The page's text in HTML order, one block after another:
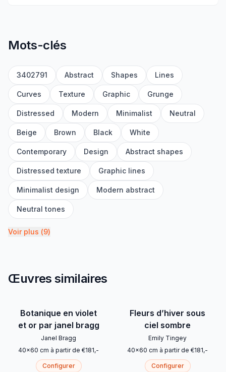
Mots-clés
3402791 Abstract Shapes Lines
Curves Texture Graphic Grunge
Distressed Modern Minimalist Neutral
Beige Brown Black White
Contemporary Design Abstract shapes
Distressed texture Graphic lines
Minimalist design Modern abstract
Neutral tones
Voir plus (9)
Œuvres similaires
Botanique en violet
et or par janel bragg
Janel Bragg
40x60 cm à partir de €181,-
Configurer
Fleurs d’hiver sous
ciel sombre
Emily Tingey
40x60 cm à partir de €181,-
Configurer